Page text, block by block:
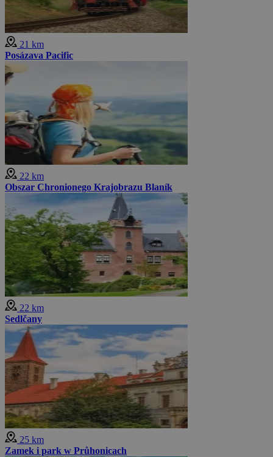
21 km
Posázava Pacific
22 km
Obszar Chronionego Krajobrazu Blaník
22 km
Sedlčany
25 km
Zamek i park w Průhonicach